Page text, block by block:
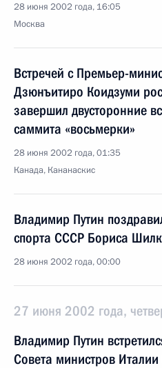
28 июня 2002 года, 16:05
Москва
Встречей с Премьер-
Дзюнъитиро Коидзуми
завершил двусторонние
саммита «восьмерки»
28 июня 2002 года, 01:35
Канада, Кананаскис
Владимир Путин
спорта СССР Бориса
28 июня 2002 года, 00:00
27 июня 2002 года,
Владимир Путин
Совета министров